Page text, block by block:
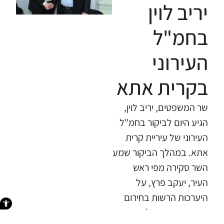
פתח
יריב לוין
בחמ"ל
העירוני
בקרית אתא
​שר המשפטים, יריב לוין,
הגיע היום לביקור בחמ"ל
העירוני של עיריית קרית
אתא. במהלך הביקור שמע
השר סקירה מפי ראש
העיר, יעקב פרץ, על
היערכות הרשות בחירום
והתרשם מהפעילות